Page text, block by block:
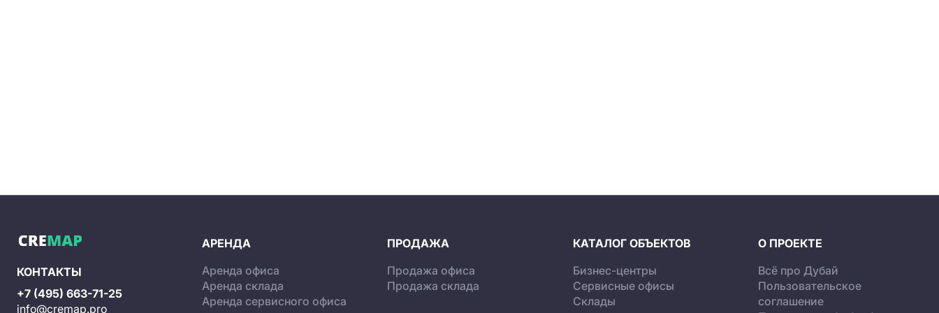
КОНТАКТЫ
+7 (495) 663-71-25
info@cremap.pro
АРЕНДА
Аренда офиса
Аренда склада
Аренда сервисного офиса
ПРОДАЖА
Продажа офиса
Продажа склада
КАТАЛОГ ОБЪЕКТОВ
Бизнес-центры
Сервисные офисы
Склады
О ПРОЕКТЕ
Всё про Дубай
Пользовательское
соглашение